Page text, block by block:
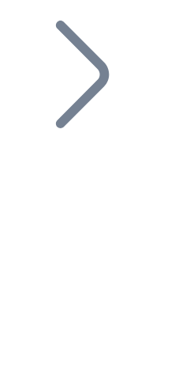
Bitnovo
dans votre entreprise et
votre écosystème.
de distributeurs et
projet à notre service